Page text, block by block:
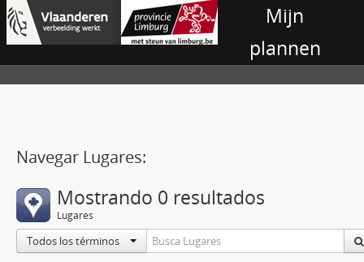
Mijn
plannen
Navegar Lugares:
Mostrando 0 resultados
Lugares
Todos los términos